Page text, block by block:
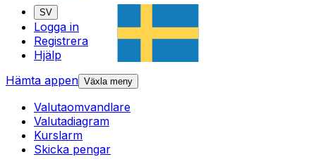
SV
Logga in
Registrera
Hjälp
Hämta appen Växla meny
Valutaomvandlare
Valutadiagram
Kurslarm
Skicka pengar